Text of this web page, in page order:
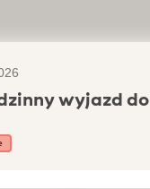
wyjazd